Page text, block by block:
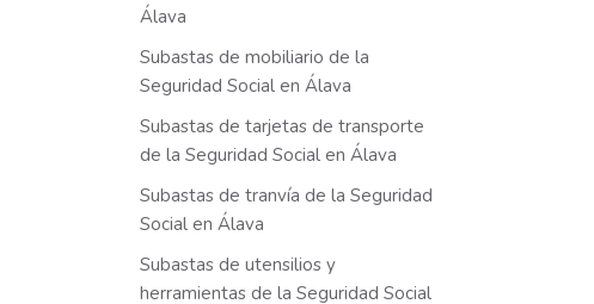
Álava
Subastas de mobiliario de la
Seguridad Social en Álava
Subastas de tarjetas de transporte
de la Seguridad Social en Álava
Subastas de tranvía de la Seguridad
Social en Álava
Subastas de utensilios y
herramientas de la Seguridad Social